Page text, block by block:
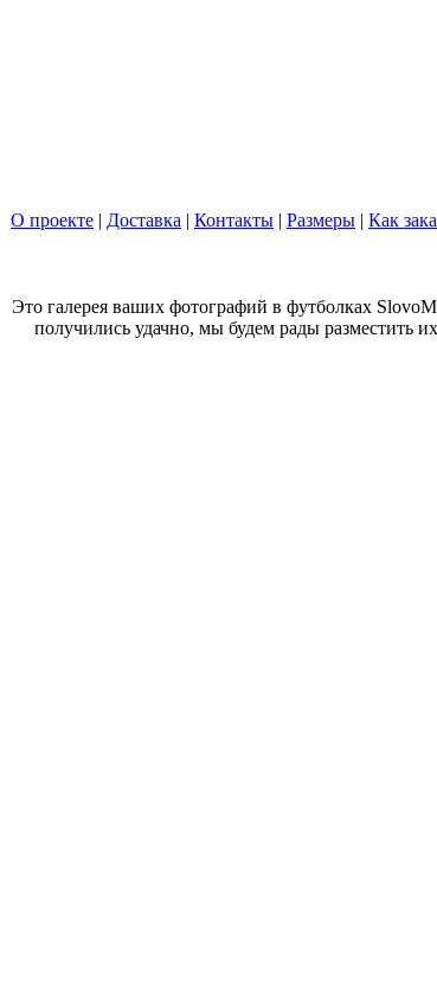
О проекте | Доставка | Контакты | Размеры | Как
Это галерея ваших фотографий в футболках
получились удачно, мы будем рады разместить